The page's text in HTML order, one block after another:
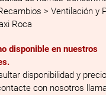
> Ventilación y
Roca
disponible en nuestros
disponibilidad y
con nosotros